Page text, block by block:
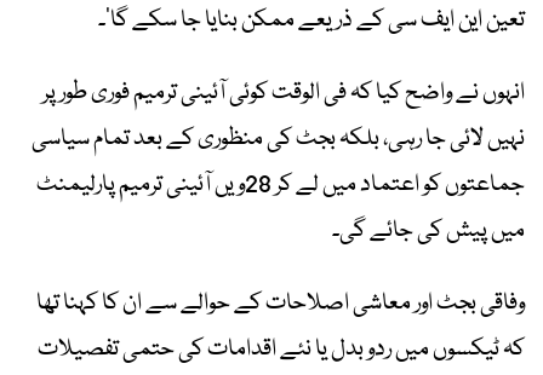
تعین این ایف سی کے ذریعے ممکن بنایا جا سکے گا’۔
انہوں نے واضح کیا کہ فی الوقت کوئی آئینی ترمیم فوری طور پر
نہیں لائی جا رہی، بلکہ بجٹ کی منظوری کے بعد تمام سیاسی
جماعتوں کو اعتماد میں لے کر 28ویں آئینی ترمیم پارلیمنٹ
میں پیش کی جائے گی۔
وفاقی بجٹ اور معاشی اصلاحات کے حوالے سے ان کا کہنا تھا
کہ ٹیکسوں میں ردو بدل یا نئے اقدامات کی حتمی تفصیلات